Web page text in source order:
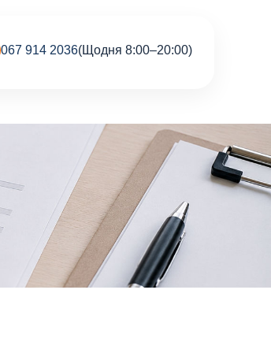
067 914 2036(Щодня 8:00–20:00)